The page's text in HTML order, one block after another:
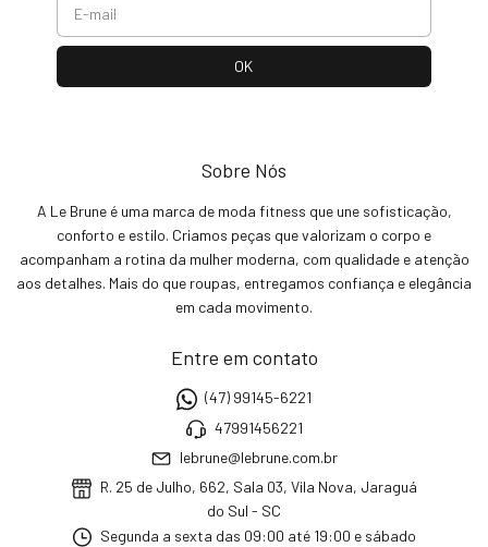
Sobre Nós
A Le Brune é uma marca de moda fitness que une sofisticação,
conforto e estilo. Criamos peças que valorizam o corpo e
acompanham a rotina da mulher moderna, com qualidade e atenção
aos detalhes. Mais do que roupas, entregamos confiança e elegância
em cada movimento.
Entre em contato
(47) 99145-6221
47991456221
lebrune@lebrune.com.br
R. 25 de Julho, 662, Sala 03, Vila Nova, Jaraguá
do Sul - SC
Segunda a sexta das 09:00 até 19:00 e sábado